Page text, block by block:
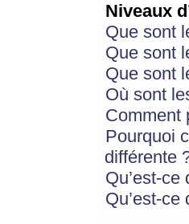
Niveaux
Que sont
Que sont
Que sont
Où sont
Comment
Pourquoi
différente
Qu’est-ce
Qu’est-ce